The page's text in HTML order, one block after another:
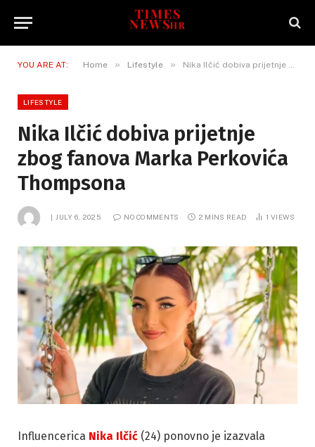
YOU ARE AT: Home » Lifestyle » Nika Ilčić dobiva prijetnje zbog fanova Marka Perkovića Thompsona
LIFESTYLE
Nika Ilčić dobiva prijetnje
zbog fanova Marka Perkovića
Thompsona
JULY 6, 2025 NO COMMENTS 2 MINS READ 1VIEWS
Influencerica Nika Ilčić (24) ponovno je izazvala